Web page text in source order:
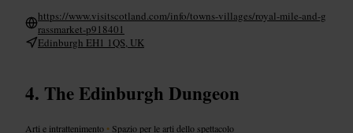
https://www.visitscotland.com/info/towns-villages/royal-mile-and-g
rassmarket-p918401
Edinburgh EH1 1QS, UK
The Edinburgh Dungeon
Arti e intrattenimento • Spazio per le arti dello spettacolo